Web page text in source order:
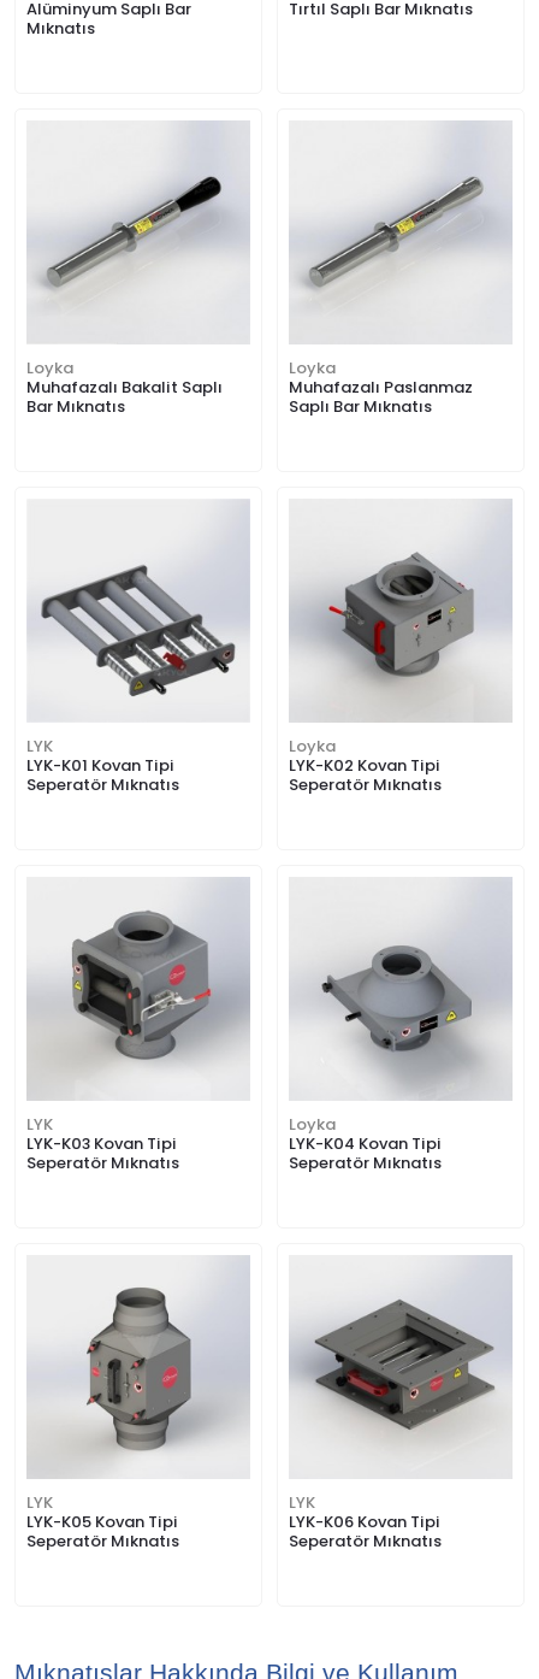
Alüminyum Saplı Bar
Mıknatıs
Tırtıl Saplı Bar Mıknatıs
Loyka
Muhafazalı Bakalit Saplı
Bar Mıknatıs
Loyka
Muhafazalı Paslanmaz
Saplı Bar Mıknatıs
LYK
LYK-K01 Kovan Tipi
Seperatör Mıknatıs
Loyka
LYK-K02 Kovan Tipi
Seperatör Mıknatıs
LYK
LYK-K03 Kovan Tipi
Seperatör Mıknatıs
Loyka
LYK-K04 Kovan Tipi
Seperatör Mıknatıs
LYK
LYK-K05 Kovan Tipi
Seperatör Mıknatıs
LYK
LYK-K06 Kovan Tipi
Seperatör Mıknatıs
Mıknatıslar Hakkında Bilgi ve Kullanım